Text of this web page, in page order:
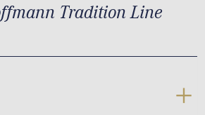
Tradition Line